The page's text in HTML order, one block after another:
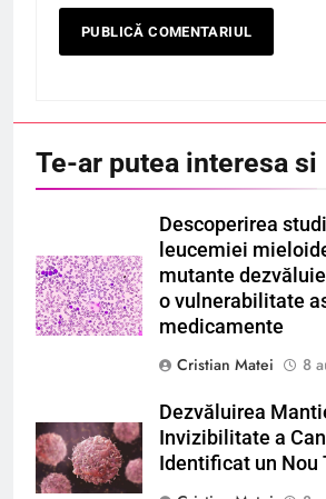
Te-ar putea interesa si
Descoperirea
leucemiei
mutante
o vulnerabilitate
medicamente
Cristian Matei
8
Dezvăluirea
Invizibilitate a
Identificat un